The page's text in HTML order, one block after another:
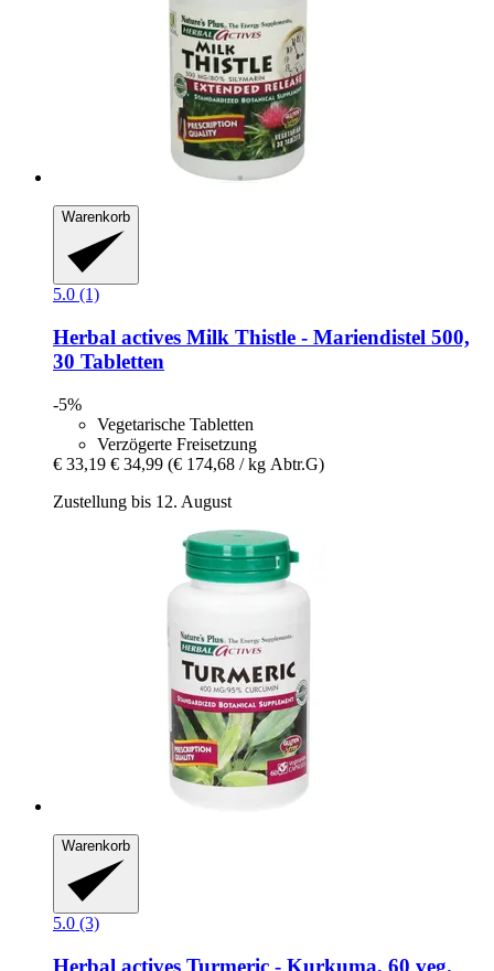
Warenkorb
5.0 (1)
Herbal actives Milk Thistle -​ Mariendistel 500,
30 Tabletten
-5%
Vegetarische Tabletten
Verzögerte Freisetzung
€ 33,19 € 34,99 (€ 174,68 / kg Abtr.G)
Zustellung bis 12. August
Warenkorb
5.0 (3)
Herbal actives Turmeric -​ Kurkuma, 60 veg.